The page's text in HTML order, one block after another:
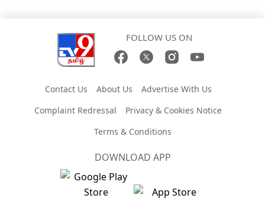
FOLLOW US ON
Contact Us About Us
Advertise With Us
Complaint Redressal
Privacy & Cookies Notice
Terms & Conditions
DOWNLOAD APP